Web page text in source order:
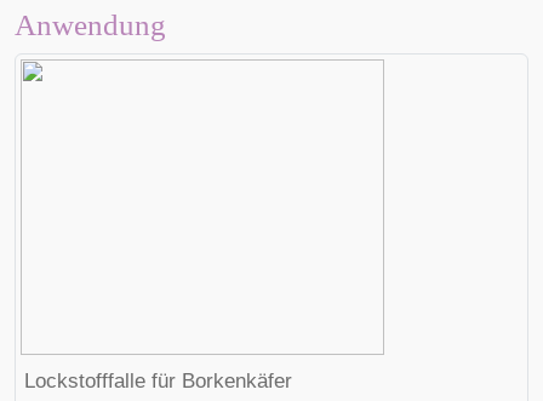
Anwendung
Lockstofffalle für Borkenkäfer